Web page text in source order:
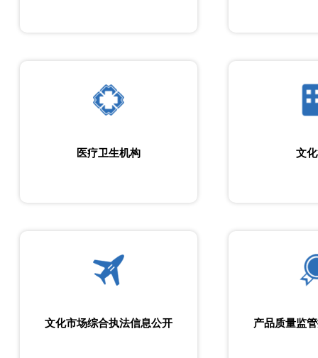
医疗卫生机构 文
文化市场综合执法信息公开 产品质量监